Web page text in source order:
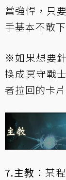
當強悍，只
手基本不敢下
※如果想要
換成冥守戰
者拉回的卡
7.主教： 某